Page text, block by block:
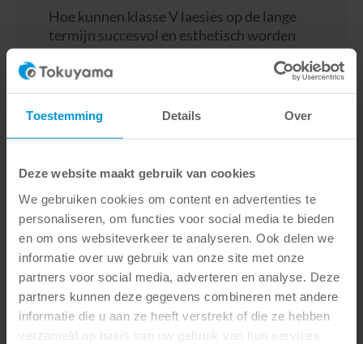
Toestemming Details Over
Deze website maakt gebruik van cookies
We gebruiken cookies om content en advertenties te
personaliseren, om functies voor social media te bieden
en om ons websiteverkeer te analyseren. Ook delen we
informatie over uw gebruik van onze site met onze
partners voor social media, adverteren en analyse. Deze
partners kunnen deze gegevens combineren met andere
informatie die u aan ze heeft verstrekt of die ze hebben
verzameld op basis van uw gebruik van hun services.
Hoe kunnen klasse V laesies op de lange
termijn succesvol en esthetisch worden
behandeld? In het gratis TOKUYAMA
DENTAL Academy webinar op 27 maart
2026 (vrijdag) van 14:00 tot 15:00 uur laat
dr. Bence Kövér zien hoe functionele
relaties…